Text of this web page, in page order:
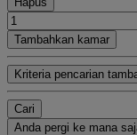
Tambahkan kamar
Kriteria pencarian
Cari
Anda pergi ke mana